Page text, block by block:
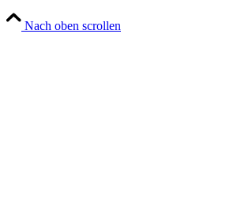
Nach oben scrollen